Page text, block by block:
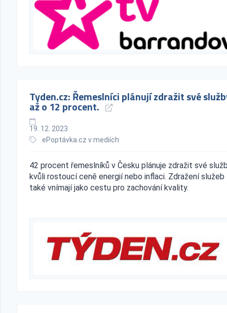
Tyden.cz: Řemeslníci plánují zdražit své
až o 12 procent.
19. 12. 2023
ePoptávka.cz v mediích
42 procent řemeslníků v Česku plánuje zdražit své
kvůli rostoucí ceně energií nebo inflaci. Zdražení služeb
také vnímají jako cestu pro zachování kvality.